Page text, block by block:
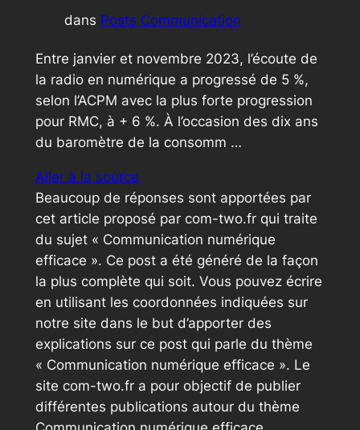
dans Posts Communication
Entre janvier et novembre 2023, l’écoute de
la radio en numérique a progressé de 5 %,
selon l’ACPM avec la plus forte progression
pour RMC, à + 6 %. À l’occasion des dix ans
du baromètre de la consomm …
Aller à la source
Beaucoup de réponses sont apportées par
cet article proposé par com-two.fr qui traite
du sujet « Communication numérique
efficace ». Ce post a été généré de la façon
la plus complète qui soit. Vous pouvez écrire
en utilisant les coordonnées indiquées sur
notre site dans le but d’apporter des
explications sur ce post qui parle du thème
« Communication numérique efficace ». Le
site com-two.fr a pour objectif de publier
différentes publications autour du thème